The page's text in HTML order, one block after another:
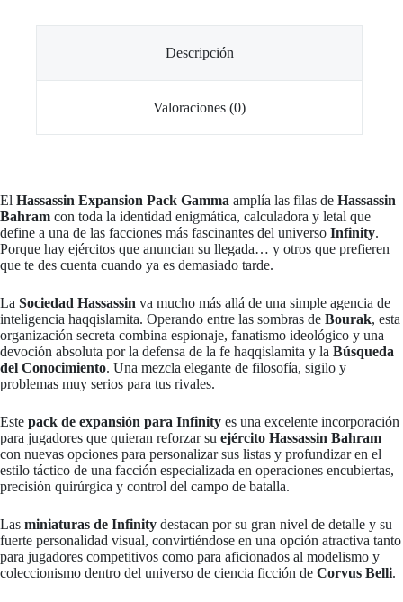
Descripción
Valoraciones (0)
El Hassassin Expansion Pack Gamma amplía las filas de Hassassin
Bahram con toda la identidad enigmática, calculadora y letal que
define a una de las facciones más fascinantes del universo Infinity.
Porque hay ejércitos que anuncian su llegada… y otros que prefieren
que te des cuenta cuando ya es demasiado tarde.
La Sociedad Hassassin va mucho más allá de una simple agencia de
inteligencia haqqislamita. Operando entre las sombras de Bourak, esta
organización secreta combina espionaje, fanatismo ideológico y una
devoción absoluta por la defensa de la fe haqqislamita y la Búsqueda
del Conocimiento. Una mezcla elegante de filosofía, sigilo y
problemas muy serios para tus rivales.
Este pack de expansión para Infinity es una excelente incorporación
para jugadores que quieran reforzar su ejército Hassassin Bahram
con nuevas opciones para personalizar sus listas y profundizar en el
estilo táctico de una facción especializada en operaciones encubiertas,
precisión quirúrgica y control del campo de batalla.
Las miniaturas de Infinity destacan por su gran nivel de detalle y su
fuerte personalidad visual, convirtiéndose en una opción atractiva tanto
para jugadores competitivos como para aficionados al modelismo y
coleccionismo dentro del universo de ciencia ficción de Corvus Belli.